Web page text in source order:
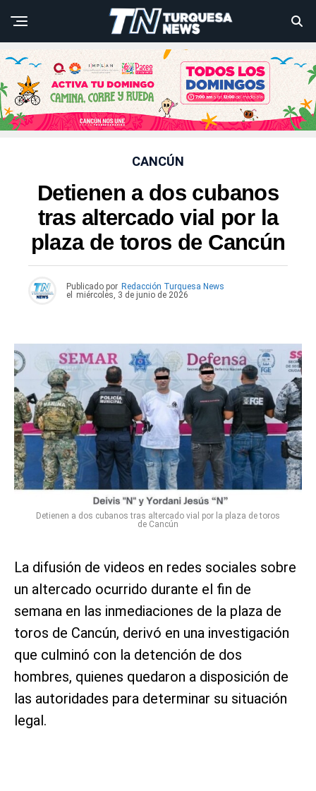
CANCÚN
Detienen a dos cubanos
tras altercado vial por la
plaza de toros de Cancún
Publicado por Redacción Turquesa News
el
miércoles, 3 de junio de 2026
Detienen a dos cubanos tras altercado vial por la plaza de toros
de Cancún
La difusión de videos en redes sociales sobre
un altercado ocurrido durante el fin de
semana en las inmediaciones de la plaza de
toros de Cancún, derivó en una investigación
que culminó con la detención de dos
hombres, quienes quedaron a disposición de
las autoridades para determinar su situación
legal.